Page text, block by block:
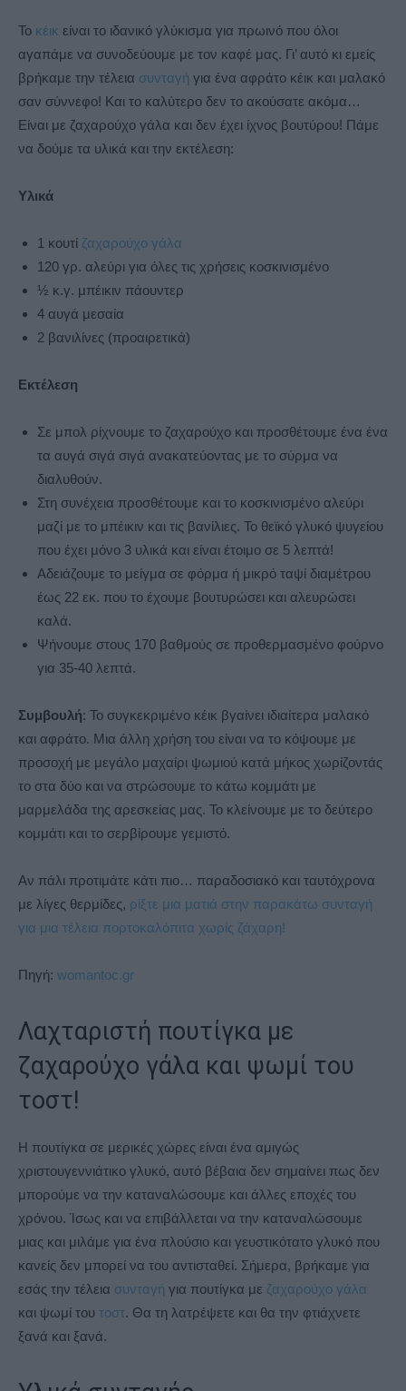
Το κέικ είναι το ιδανικό γλύκισμα για πρωινό που όλοι
αγαπάμε να συνοδεύουμε με τον καφέ μας. Γι’ αυτό κι εμείς
βρήκαμε την τέλεια συνταγή για ένα αφράτο κέικ και μαλακό
σαν σύννεφο! Και το καλύτερο δεν το ακούσατε ακόμα…
Είναι με ζαχαρούχο γάλα και δεν έχει ίχνος βουτύρου! Πάμε
να δούμε τα υλικά και την εκτέλεση:
Υλικά
1 κουτί ζαχαρούχο γάλα
120 γρ. αλεύρι για όλες τις χρήσεις κοσκινισμένο
½ κ.γ. μπέικιν πάουντερ
4 αυγά μεσαία
2 βανιλίνες (προαιρετικά)
Εκτέλεση
Σε μπολ ρίχνουμε το ζαχαρούχο και προσθέτουμε ένα ένα
τα αυγά σιγά σιγά ανακατεύοντας με το σύρμα να
διαλυθούν.
Στη συνέχεια προσθέτουμε και το κοσκινισμένο αλεύρι
μαζί με το μπέικιν και τις βανίλιες. Το θεϊκό γλυκό ψυγείου
που έχει μόνο 3 υλικά και είναι έτοιμο σε 5 λεπτά!
Αδειάζουμε το μείγμα σε φόρμα ή μικρό ταψί διαμέτρου
έως 22 εκ. που το έχουμε βουτυρώσει και αλευρώσει
καλά.
Ψήνουμε στους 170 βαθμούς σε προθερμασμένο φούρνο
για 35-40 λεπτά.
Συμβουλή: Το συγκεκριμένο κέικ βγαίνει ιδιαίτερα μαλακό
και αφράτο. Μια άλλη χρήση του είναι να το κόψουμε με
προσοχή με μεγάλο μαχαίρι ψωμιού κατά μήκος χωρίζοντάς
το στα δύο και να στρώσουμε το κάτω κομμάτι με
μαρμελάδα της αρεσκείας μας. Το κλείνουμε με το δεύτερο
κομμάτι και το σερβίρουμε γεμιστό.
Αν πάλι προτιμάτε κάτι πιο… παραδοσιακό και ταυτόχρονα
με λίγες θερμίδες, ρίξτε μια ματιά στην παρακάτω συνταγή
για μια τέλεια πορτοκαλόπιτα χωρίς ζάχαρη!
Πηγή: womantoc.gr
Λαχταριστή πουτίγκα με
ζαχαρούχο γάλα και ψωμί του
τοστ!
Η πουτίγκα σε μερικές χώρες είναι ένα αμιγώς
χριστουγεννιάτικο γλυκό, αυτό βέβαια δεν σημαίνει πως δεν
μπορούμε να την καταναλώσουμε και άλλες εποχές του
χρόνου. Ίσως και να επιβάλλεται να την καταναλώσουμε
μιας και μιλάμε για ένα πλούσιο και γευστικότατο γλυκό που
κανείς δεν μπορεί να του αντισταθεί. Σήμερα, βρήκαμε για
εσάς την τέλεια συνταγή για πουτίγκα με ζαχαρούχο γάλα
και ψωμί του τοστ. Θα τη λατρέψετε και θα την φτιάχνετε
ξανά και ξανά.